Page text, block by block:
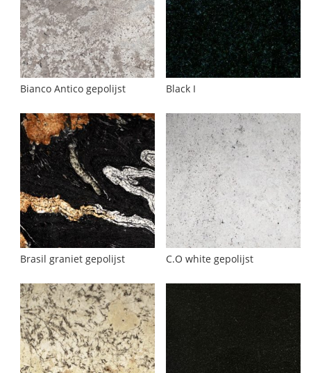
Bianco Antico gepolijst Black I
Brasil graniet gepolijst C.O white gepolijst